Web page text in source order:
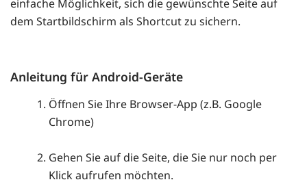
einfache Möglichkeit, sich die gewünschte Seite auf
dem Startbildschirm als Shortcut zu sichern.
Anleitung für Android-Geräte
Öffnen Sie Ihre Browser-App (z.B. Google
Chrome)
Gehen Sie auf die Seite, die Sie nur noch per
Klick aufrufen möchten.